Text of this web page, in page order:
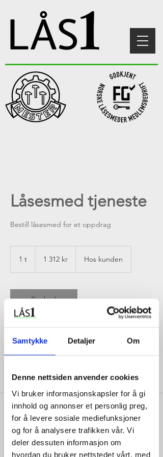
Samtykke Detaljer Om
Denne nettsiden anvender cookies
Vi bruker informasjonskapsler for å gi
innhold og annonser et personlig preg,
for å levere sosiale mediefunksjoner
og for å analysere trafikken vår. Vi
deler dessuten informasjon om
hvordan du bruker nettstedet vårt, med
Låsesmed tjeneste
Bestill låsesmed for et oppdrag
1 t
kroner1 312 kr Hos kunden
Book nå
time her. (15% rabatt på alle lås deler )
Gjelder i Stor Oslo området.
Trenger du låsesmed akutt er det best om
du ringer oss for ekstra rask hjelp og det
har egne priser på vakt og utrykning!
Gjelder i Stor Oslo området.
Det er fordel å hvite hvilken type lås eller